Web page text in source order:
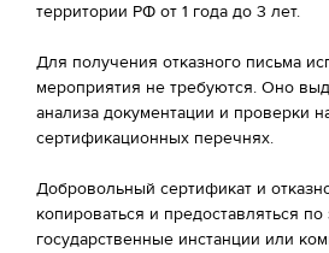
территории РФ от 1 года до 3 лет.
Для получения отказного письма
мероприятия не требуются. Оно
анализа документации и проверки
сертификационных перечнях.
Добровольный сертификат и
копироваться и предоставляться по
государственные инстанции или